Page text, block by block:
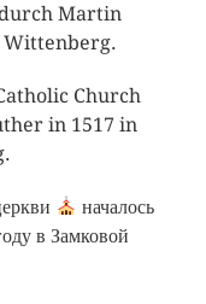
Martin
Wittenberg.
Church
in 1517 in
началось
в Замковой